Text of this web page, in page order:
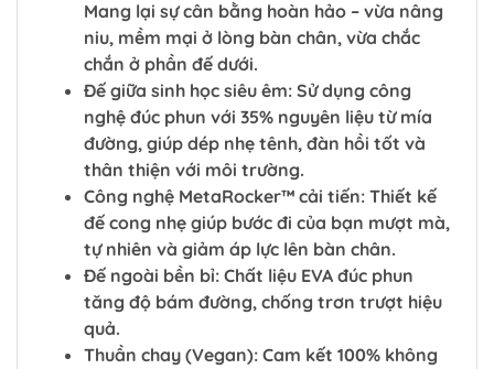
Mang lại sự cân bằng hoàn hảo – vừa nâng
niu, mềm mại ở lòng bàn chân, vừa chắc
chắn ở phần đế dưới.
Đế giữa sinh học siêu êm: Sử dụng công
nghệ đúc phun với 35% nguyên liệu từ mía
đường, giúp dép nhẹ tênh, đàn hồi tốt và
thân thiện với môi trường.
Công nghệ MetaRocker™ cải tiến: Thiết kế
đế cong nhẹ giúp bước đi của bạn mượt mà,
tự nhiên và giảm áp lực lên bàn chân.
Đế ngoài bền bỉ: Chất liệu EVA đúc phun
tăng độ bám đường, chống trơn trượt hiệu
quả.
Thuần chay (Vegan): Cam kết 100% không